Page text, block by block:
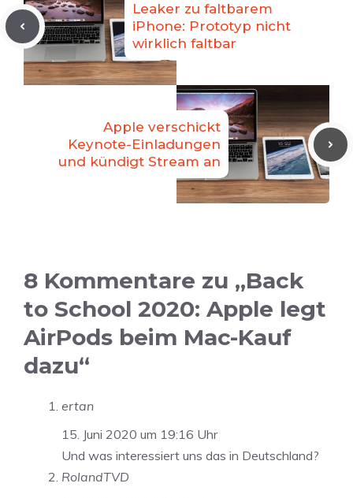
Leaker zu faltbarem
iPhone: Prototyp nicht
wirklich faltbar
Apple verschickt
Keynote-Einladungen
und kündigt Stream an
8 Kommentare zu „Back
to School 2020: Apple legt
AirPods beim Mac-Kauf
dazu“
ertan
15. Juni 2020 um 19:16 Uhr
Und was interessiert uns das in Deutschland?
RolandTVD